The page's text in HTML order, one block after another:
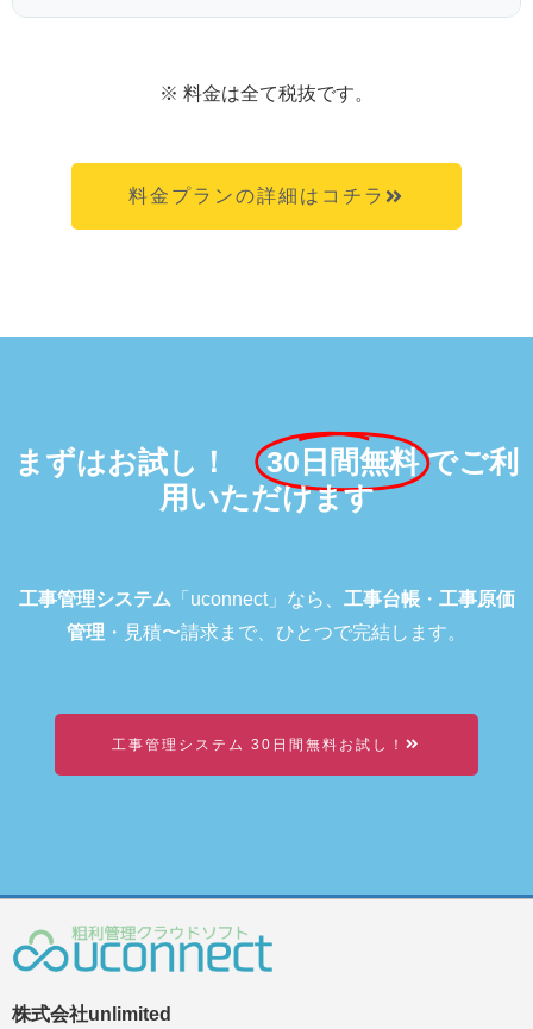
※ 料金は全て税抜です。
料金プランの詳細はコチラ
まずはお試し！ 30日間無料 でご利
用いただけます
工事管理システム 「uconnect」なら、 工事台帳・ 工事原価
管理 ・見積〜請求まで、ひとつで完結します。
工事管理システム 30日間無料お試し！
株式会社unlimited